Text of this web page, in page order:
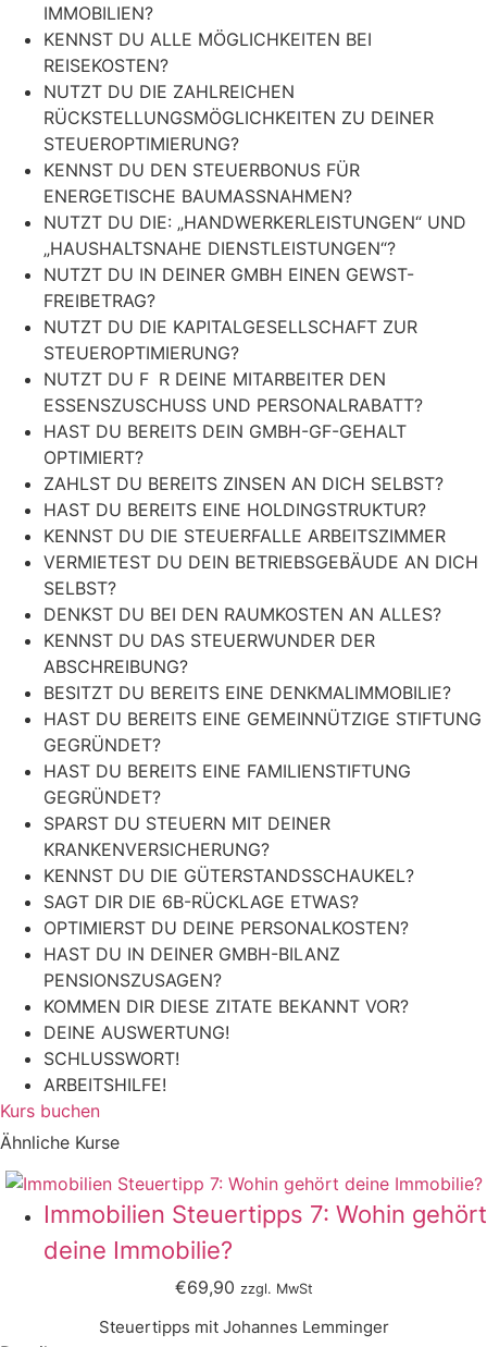
IMMOBILIEN?
KENNST DU ALLE MÖGLICHKEITEN BEI
REISEKOSTEN?
NUTZT DU DIE ZAHLREICHEN
RÜCKSTELLUNGSMÖGLICHKEITEN ZU DEINER
STEUEROPTIMIERUNG?
KENNST DU DEN STEUERBONUS FÜR
ENERGETISCHE BAUMASSNAHMEN?
NUTZT DU DIE: „HANDWERKERLEISTUNGEN“ UND
„HAUSHALTSNAHE DIENSTLEISTUNGEN“?
NUTZT DU IN DEINER GMBH EINEN GEWST-
FREIBETRAG?
NUTZT DU DIE KAPITALGESELLSCHAFT ZUR
STEUEROPTIMIERUNG?
NUTZT DU F R DEINE MITARBEITER DEN
ESSENSZUSCHUSS UND PERSONALRABATT?
HAST DU BEREITS DEIN GMBH-GF-GEHALT
OPTIMIERT?
ZAHLST DU BEREITS ZINSEN AN DICH SELBST?
HAST DU BEREITS EINE HOLDINGSTRUKTUR?
KENNST DU DIE STEUERFALLE ARBEITSZIMMER
VERMIETEST DU DEIN BETRIEBSGEBÄUDE AN DICH
SELBST?
DENKST DU BEI DEN RAUMKOSTEN AN ALLES?
KENNST DU DAS STEUERWUNDER DER
ABSCHREIBUNG?
BESITZT DU BEREITS EINE DENKMALIMMOBILIE?
HAST DU BEREITS EINE GEMEINNÜTZIGE STIFTUNG
GEGRÜNDET?
HAST DU BEREITS EINE FAMILIENSTIFTUNG
GEGRÜNDET?
SPARST DU STEUERN MIT DEINER
KRANKENVERSICHERUNG?
KENNST DU DIE GÜTERSTANDSSCHAUKEL?
SAGT DIR DIE 6B-RÜCKLAGE ETWAS?
OPTIMIERST DU DEINE PERSONALKOSTEN?
HAST DU IN DEINER GMBH-BILANZ
PENSIONSZUSAGEN?
KOMMEN DIR DIESE ZITATE BEKANNT VOR?
DEINE AUSWERTUNG!
SCHLUSSWORT!
ARBEITSHILFE!
Kurs buchen
Ähnliche Kurse
Immobilien Steuertipps 7: Wohin gehört
deine Immobilie?
€69,90 zzgl. MwSt
Steuertipps mit Johannes Lemminger